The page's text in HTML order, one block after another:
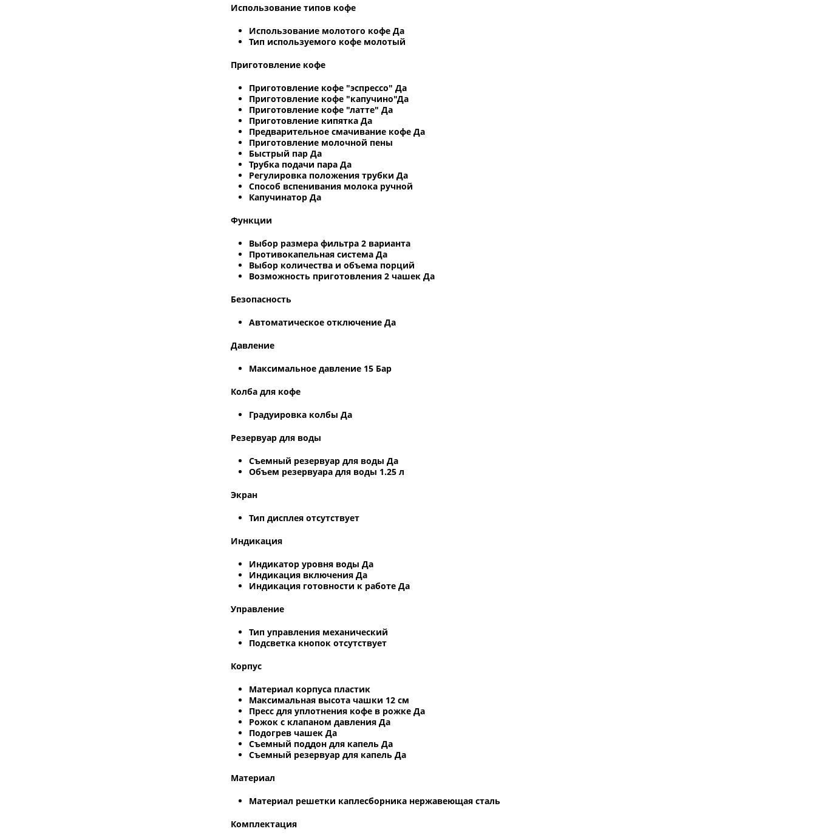
Использование типов кофе
Использование молотого кофе Да
Тип используемого кофе молотый
Приготовление кофе
Приготовление кофе "эспрессо" Да
Приготовление кофе "капучино"Да
Приготовление кофе "латте" Да
Приготовление кипятка Да
Предварительное смачивание кофе Да
Приготовление молочной пены
Быстрый пар Да
Трубка подачи пара Да
Регулировка положения трубки Да
Способ вспенивания молока ручной
Капучинатор Да
Функции
Выбор размера фильтра 2 варианта
Противокапельная система Да
Выбор количества и объема порций
Возможность приготовления 2 чашек Да
Безопасность
Автоматическое отключение Да
Давление
Максимальное давление 15 Бар
Колба для кофе
Градуировка колбы Да
Резервуар для воды
Съемный резервуар для воды Да
Объем резервуара для воды 1.25 л
Экран
Тип дисплея отсутствует
Индикация
Индикатор уровня воды Да
Индикация включения Да
Индикация готовности к работе Да
Управление
Тип управления механический
Подсветка кнопок отсутствует
Корпус
Материал корпуса пластик
Максимальная высота чашки 12 см
Пресс для уплотнения кофе в рожке Да
Рожок с клапаном давления Да
Подогрев чашек Да
Съемный поддон для капель Да
Съемный резервуар для капель Да
Материал
Материал решетки каплесборника нержавеющая сталь
Комплектация